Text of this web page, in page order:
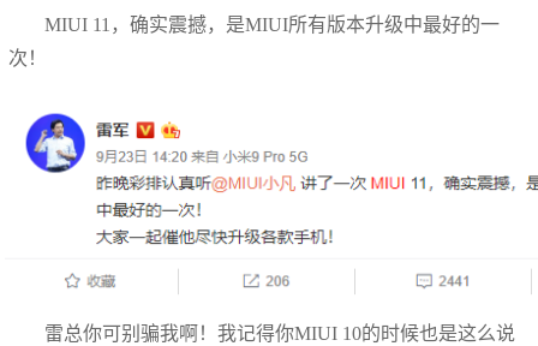
MIUI 11，确实震撼，是MIUI所有版本升级中最好的一
次！
雷总你可别骗我啊！我记得你MIUI 10的时候也是这么说